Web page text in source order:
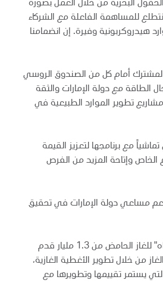
البحرية من خلال العمل بصورة
للمساهمة الفاعلة مع الشركاء
هيدروكربونية وفيرة. إن انضمامنا
المشترك أمام كل من الصندوق الروسي
الطاقة مع دولة الإمارات والثقة
تطوير الموارد الطبيعية في
مع برنامجها لتعزيز القيمة
الخاص وإتاحة المزيد من الفرص
مساعي دولة الإمارات في تحقيق
وإلى جانب تطوير منطقة امتياز "غشا"، تخطط أدنوك لزيادة الإنتاج اليومي من "حقل شاه" للغاز الحامض من 1.3 مليار قدم
موارد الغاز من خلال تطوير الأغطية الغازية،
يستمر تقييمها وتطويرها مع